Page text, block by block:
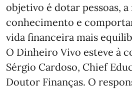
objetivo é dotar pessoas, a
conhecimento e
vida financeira mais
O Dinheiro Vivo esteve à
Sérgio Cardoso, Chief
Doutor Finanças. O